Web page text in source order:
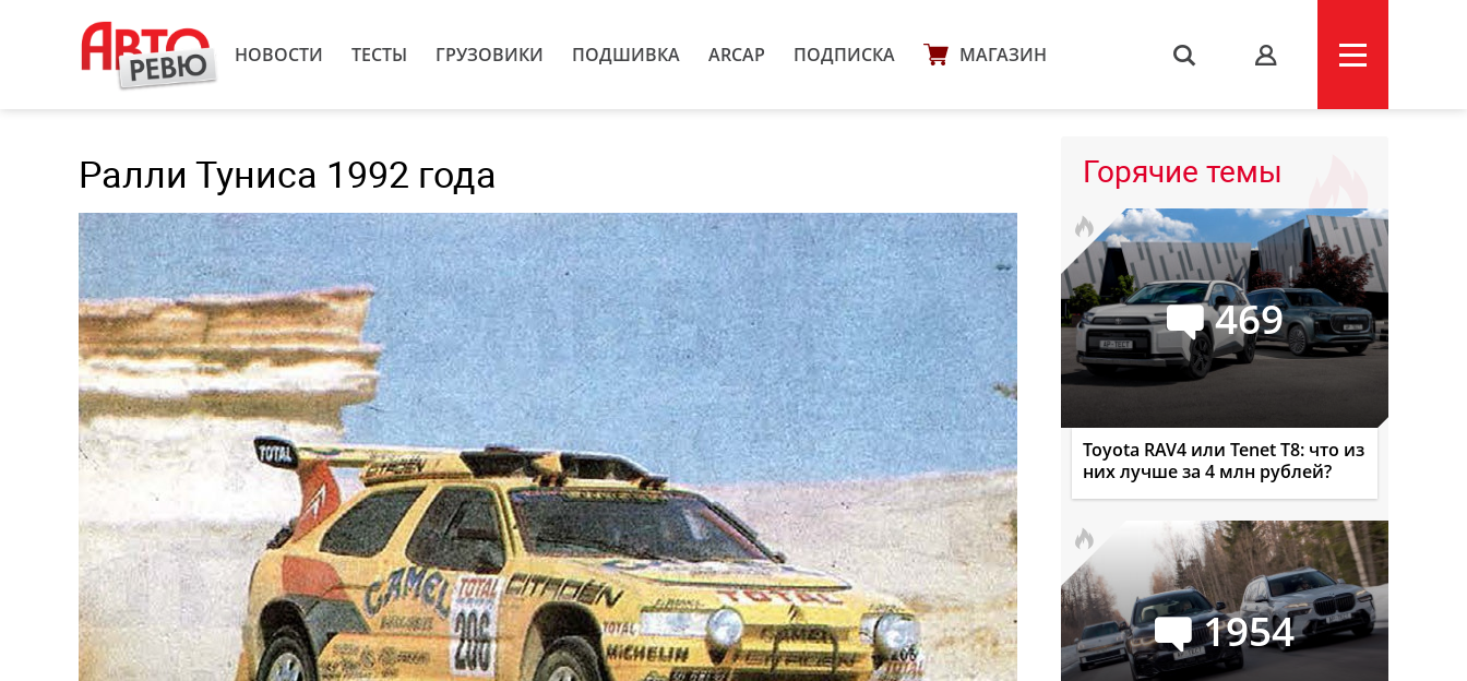
НОВОСТИ ТЕСТЫ ГРУЗОВИКИ ПОДШИВКА ARCAP ПОДПИСКА МАГАЗИН s
Ралли Туниса 1992 года Горячие темы
469
Toyota RAV4 или Tenet T8: что из
них лучше за 4 млн рублей?
1954